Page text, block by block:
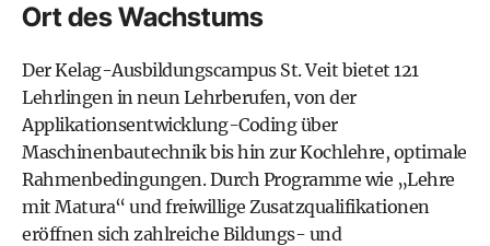
Ort des Wachstums
Der Kelag-Ausbildungscampus St. Veit bietet 121
Lehrlingen in neun Lehrberufen, von der
Applikationsentwicklung-Coding über
Maschinenbautechnik bis hin zur Kochlehre, optimale
Rahmenbedingungen. Durch Programme wie „Lehre
mit Matura“ und freiwillige Zusatzqualifikationen
eröffnen sich zahlreiche Bildungs- und